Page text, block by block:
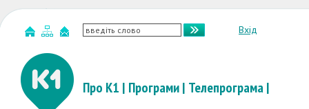
Вхід
Про К1 | Програми| Телепрограма|